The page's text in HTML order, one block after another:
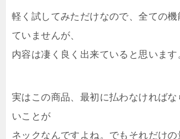
軽く試してみただけなので、全ての機
ていませんが、
内容は凄く良く出来ていると思います
実はこの商品、最初に払わなければな
いことが
ネックなんですよね。でもそれだけの